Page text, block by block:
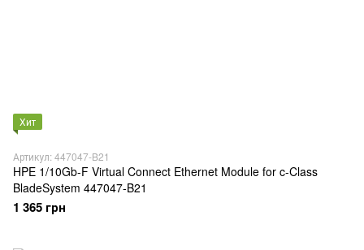
Хит
Артикул: 447047-B21
HPE 1/10Gb-F Virtual Connect Ethernet Module for c-Class
BladeSystem 447047-B21
1 365 грн